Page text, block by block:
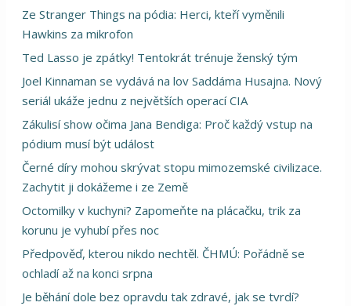
Ze Stranger Things na pódia: Herci, kteří vyměnili
Hawkins za mikrofon
Ted Lasso je zpátky! Tentokrát trénuje ženský tým
Joel Kinnaman se vydává na lov Saddáma Husajna. Nový
seriál ukáže jednu z největších operací CIA
Zákulisí show očima Jana Bendiga: Proč každý vstup na
pódium musí být událost
Černé díry mohou skrývat stopu mimozemské civilizace.
Zachytit ji dokážeme i ze Země
Octomilky v kuchyni? Zapomeňte na plácačku, trik za
korunu je vyhubí přes noc
Předpověď, kterou nikdo nechtěl. ČHMÚ: Pořádně se
ochladí až na konci srpna
Je běhání dole bez opravdu tak zdravé, jak se tvrdí?